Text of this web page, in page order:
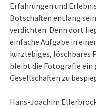
Erfahrungen und
Botschaften entlang
verdichten. Denn dort
einfache Aufgabe in
kurzlebiges, löschbares
bleibt die Fotografie
Gesellschaften zu
Hans-Joachim